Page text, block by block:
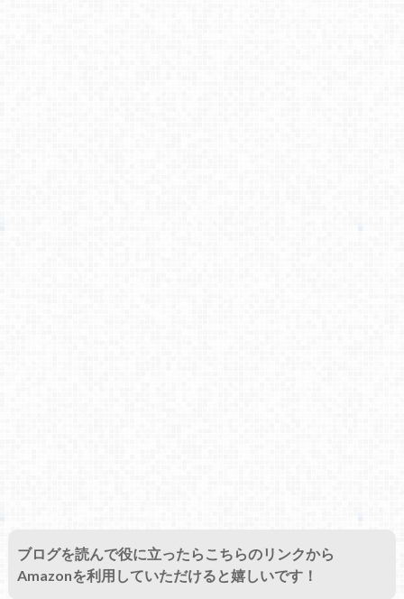
ブログを読んで役に立ったらこちらのリンクから
Amazonを利用していただけると嬉しいです！